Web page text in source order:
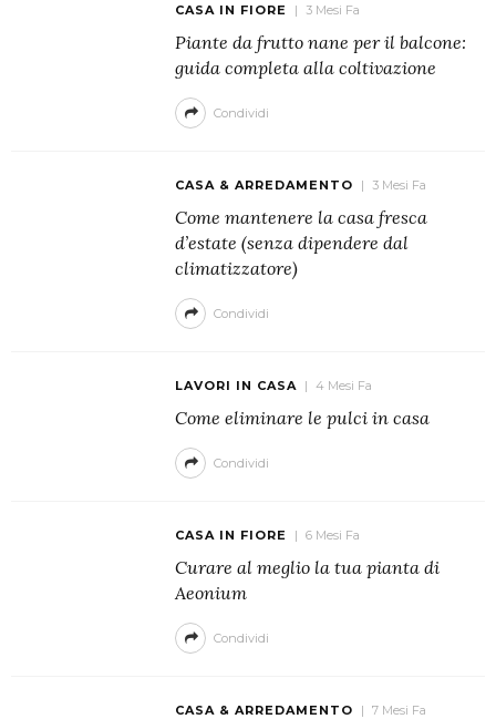
CASA IN FIORE 3 Mesi Fa
Piante da frutto nane per il balcone:
guida completa alla coltivazione
Condividi
CASA & ARREDAMENTO 3 Mesi Fa
Come mantenere la casa fresca
d’estate (senza dipendere dal
climatizzatore)
Condividi
LAVORI IN CASA 4 Mesi Fa
Come eliminare le pulci in casa
Condividi
CASA IN FIORE 6 Mesi Fa
Curare al meglio la tua pianta di
Aeonium
Condividi
CASA & ARREDAMENTO 7 Mesi Fa